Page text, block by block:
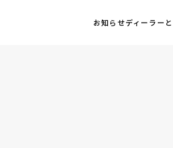
お知らせディーラー
お知らせディーラー